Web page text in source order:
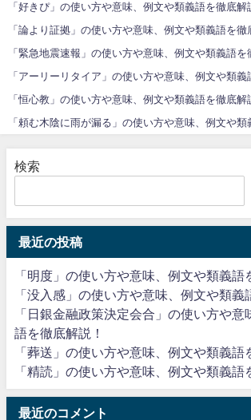
「好きぴ」の使い方や意味、例文や類義語を徹底解
「論より証拠」の使い方や意味、例文や類義語を徹
「緊急地震速報」の使い方や意味、例文や類義語を
「アーリーリタイア」の使い方や意味、例文や類義
「恒心教」の使い方や意味、例文や類義語を徹底解
「頼む木陰に雨が漏る」の使い方や意味、例文や類
検索
最近の投稿
「明度」の使い方や意味、例文や類義語
「没入感」の使い方や意味、例文や類義
「日銀金融政策決定会合」の使い方や意
語を徹底解説！
「葬送」の使い方や意味、例文や類義語
「精読」の使い方や意味、例文や類義語
最近のコメント